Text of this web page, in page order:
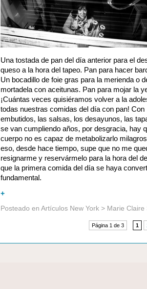
Una tostada de pan del día anterior para el
queso a la hora del tapeo. Pan para hacer
Un bocadillo de foie gras para la merienda o
mortadela con aceitunas. Pan para mojar la
¡Cuántas veces quisiéramos volver a la
todas nuestras comidas del día con pan!
embutidos, las salsas, los desayunos, las
se van cumpliendo años, por desgracia, hay
cuerpo no es capaz de metabolizarlo
eso, desde hace tiempo, supe que no me
resignarme y reservármelo para la hora del
que la primera comida del día se haya
fundamental.
+
Posteado en Artículos New York > Marie Claire
Página 1 de 3 1